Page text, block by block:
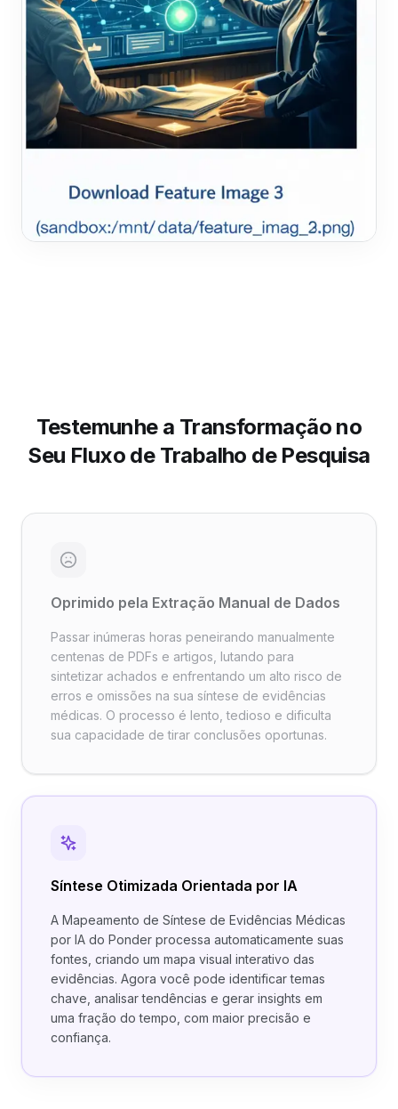
Testemunhe a Transformação no
Seu Fluxo de Trabalho de Pesquisa
Oprimido pela Extração Manual de Dados
Passar inúmeras horas peneirando manualmente
centenas de PDFs e artigos, lutando para
sintetizar achados e enfrentando um alto risco de
erros e omissões na sua síntese de evidências
médicas. O processo é lento, tedioso e dificulta
sua capacidade de tirar conclusões oportunas.
Síntese Otimizada Orientada por IA
A Mapeamento de Síntese de Evidências Médicas
por IA do Ponder processa automaticamente suas
fontes, criando um mapa visual interativo das
evidências. Agora você pode identificar temas
chave, analisar tendências e gerar insights em
uma fração do tempo, com maior precisão e
confiança.